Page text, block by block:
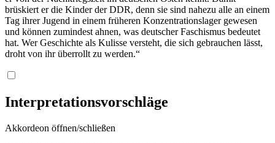
brüskiert er die Kinder der DDR, denn sie sind nahezu alle an einem
Tag ihrer Jugend in einem früheren Konzentrationslager gewesen
und können zumindest ahnen, was deutscher Faschismus bedeutet
hat. Wer Geschichte als Kulisse versteht, die sich gebrauchen lässt,
droht von ihr überrollt zu werden.“
Interpretationsvorschläge
Akkordeon öffnen/schließen